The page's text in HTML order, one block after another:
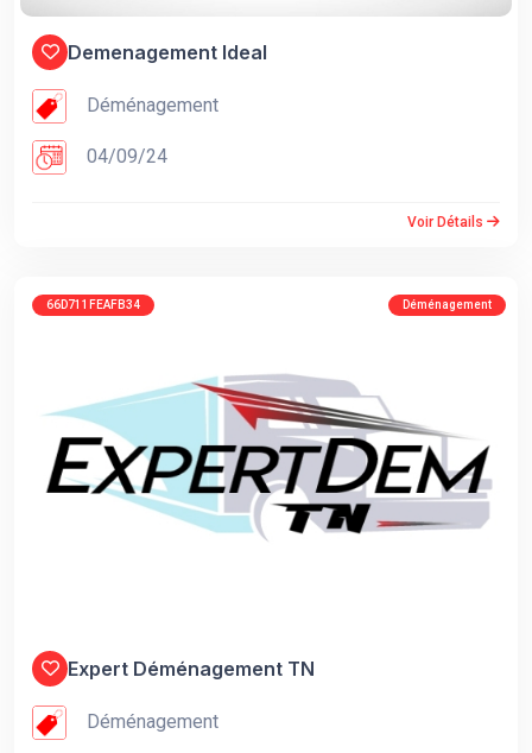
Demenagement Ideal
Déménagement
04/09/24
Voir Détails
66D711FEAFB34 Déménagement
Expert Déménagement TN
Déménagement